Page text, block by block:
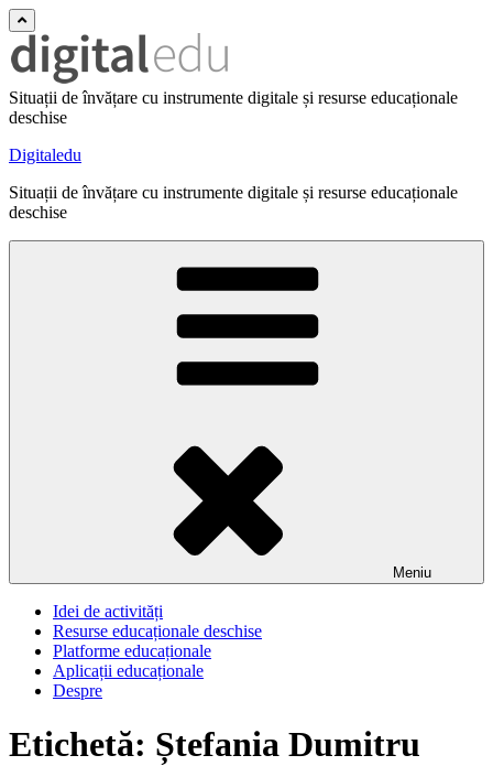
Situații de învățare cu instrumente digitale și resurse educaționale
deschise
Digitaledu
Situații de învățare cu instrumente digitale și resurse educaționale
deschise
Meniu
Idei de activități
Resurse educaționale deschise
Platforme educaționale
Aplicații educaționale
Despre
Etichetă: Ștefania Dumitru